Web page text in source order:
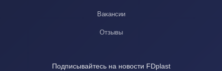
Вакансии
Отзывы
Подписывайтесь на новости FDplast